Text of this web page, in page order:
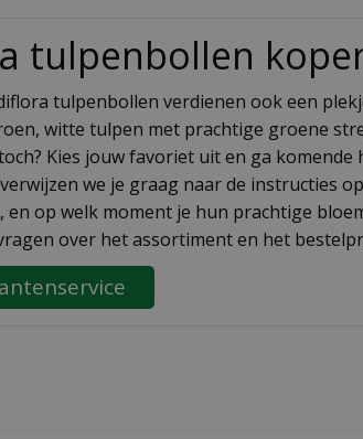
tulpenbollen
tulpenbollen verdienen ook een
witte tulpen met prachtige groene
Kies jouw favoriet uit en ga
we je graag naar de instructies
en op welk moment je hun prachtige
over het assortiment en het